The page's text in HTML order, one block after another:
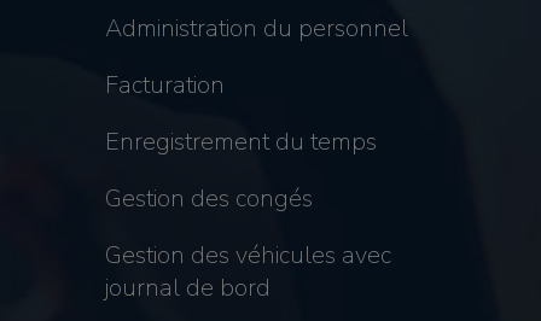
Administration du personnel
Facturation
Enregistrement du temps
Gestion des congés
Gestion des véhicules avec
journal de bord